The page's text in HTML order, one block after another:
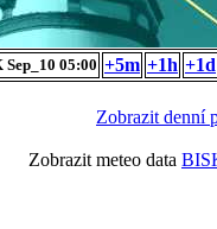
Sep_10 05:00 +5m +1h +1d
Zobrazit denní
Zobrazit meteo data